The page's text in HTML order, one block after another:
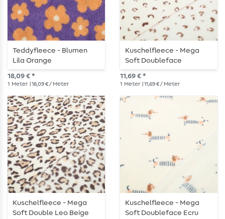
Teddyfleece - Blumen
Lila Orange
18,09 € *
1 Meter | 18,09 € / Meter
Kuschelfleece - Mega
Soft Doubleface
Leomuster Beige
11,69 € *
1 Meter | 11,69 € / Meter
Kuschelfleece - Mega
Soft Double Leo Beige
Kuschelfleece - Mega
Soft Doubleface Ecru